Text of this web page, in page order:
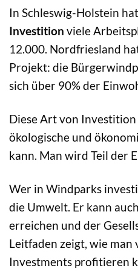
In Schleswig-Holstein
Investition viele
12.000. Nordfriesland
Projekt: die
sich über 90% der
Diese Art von Investition
ökologische und
kann. Man wird Teil der
Wer in Windparks
die Umwelt. Er kann
erreichen und der
Leitfaden zeigt, wie man
Investments profitieren